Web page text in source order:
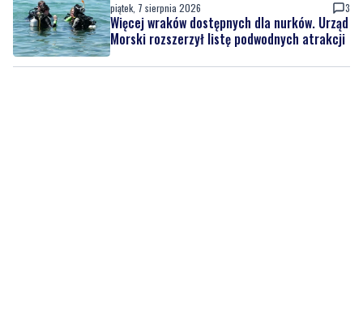
piątek, 7 sierpnia 2026 3
Więcej wraków dostępnych dla nurków. Urząd
Morski rozszerzył listę podwodnych atrakcji